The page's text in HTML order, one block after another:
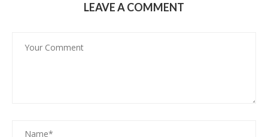
LEAVE A COMMENT